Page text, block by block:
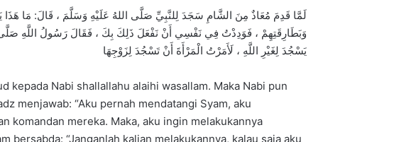
لَمَّا قَدِمَ مُعَاذٌ مِنَ الشَّامِ سَجَدَ لِلنَّبِيِّ صَلَّى اللهُ عَلَيْهِ وَسَلَّمَ ، قَالَ: مَا هَذَا
وَبَطَارِقَتِهِمْ ، فَوَدِدْتُ فِي نَفْسِي أَنْ نَفْعَلَ ذَلِكَ بِكَ ، فَقَالَ رَسُولُ اللَّهِ صَلَّى
يَسْجُدَ لِغَيْرِ اللَّهِ ، لَأَمَرْتُ الْمَرْأَةَ أَنْ تَسْجُدَ لِزَوْجِهَا
kepada Nabi shallallahu alaihi wasallam. Maka Nabi pun
menjawab: “Aku pernah mendatangi Syam, aku
komandan mereka. Maka, aku ingin melakukannya
bersabda: “Janganlah kalian melakukannya, kalau saja aku